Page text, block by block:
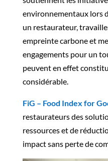
environnementaux lors
un restaurateur,
empreinte carbone et
engagements pour un
peuvent en effet
considérable.
FiG – Food Index for
restaurateurs des
ressources et de
impact sans perte de